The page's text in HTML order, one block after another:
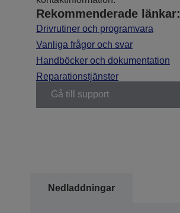
Rekommenderade länkar:
Drivrutiner och programvara
Vanliga frågor och svar
Handböcker och dokumentation
Reparationstjänster
Gå till support
Nedladdningar